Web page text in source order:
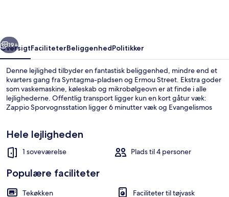
Lejlighed | Opholdsområde |
Næste
19+
OversigtFaciliteterBeliggenhedPolitikker
Denne lejlighed tilbyder en fantastisk beliggenhed, mindre end et
kvarters gang fra Syntagma-pladsen og Ermou Street. Ekstra goder
som vaskemaskine, køleskab og mikrobølgeovn er at finde i alle
lejlighederne. Offentlig transport ligger kun en kort gåtur væk:
Zappio Sporvognsstation ligger 6 minutter væk og Evangelismos
Hele lejligheden
1 soveværelse Plads til 4 personer
Populære faciliteter
Tekøkken
Faciliteter til tøjvask